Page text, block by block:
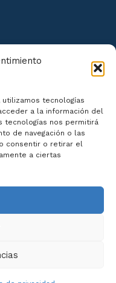
tecnologías
a la información del
tecnologías nos permitirá
de navegación o las
consentir o retirar el
a ciertas